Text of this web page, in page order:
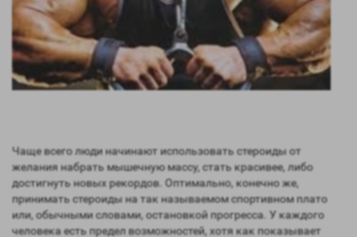
Чаще всего люди начинают использовать стероиды от
желания набрать мышечную массу, стать красивее, либо
достигнуть новых рекордов. Оптимально, конечно же,
принимать стероиды на так называемом спортивном плато
или, обычными словами, остановкой прогресса. У каждого
человека есть предел возможностей, хотя как показывает